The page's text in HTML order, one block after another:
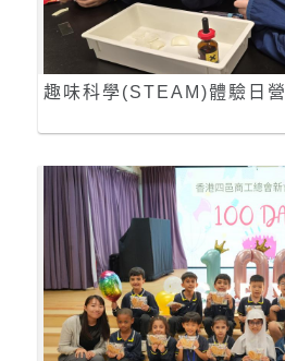
趣味科學(STEAM)體驗日營